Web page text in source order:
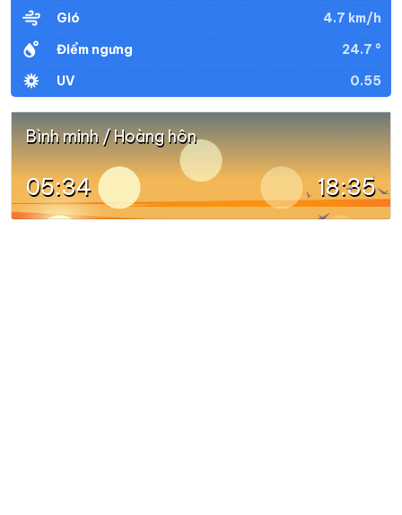
Gió
4.7 km/h
Điểm ngưng
24.7 °
UV
0.55
Bình minh / Hoàng hôn
05:34 18:35